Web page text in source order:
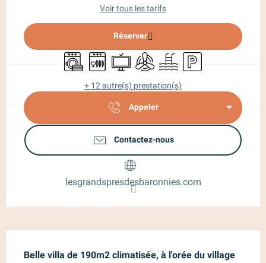
Voir tous les tarifs
Réserver
Lave lingeLave vaisselle
TélévisionAir conditionné
PiscineParking
+ 12 autre(s) prestation(s)
Appeler
Contactez-nous
lesgrandspresdesbaronnies.com
Belle villa de 190m2 climatisée, à l'orée du village